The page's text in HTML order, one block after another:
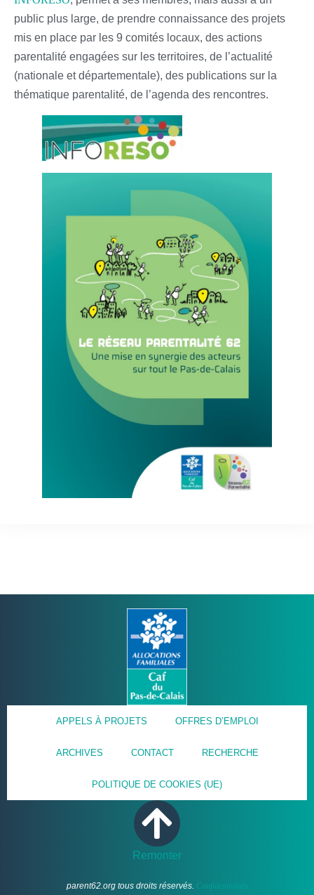
public plus large, de prendre connaissance des projets
mis en place par les 9 comités locaux, des actions
parentalité engagées sur les territoires, de l’actualité
(nationale et départementale), des publications sur la
thématique parentalité, de l’agenda des rencontres.
APPELS À PROJETS OFFRES D’EMPLOI
ARCHIVES CONTACT RECHERCHE
POLITIQUE DE COOKIES (UE)
Remonter
parent62.org tous droits réservés. Confidentialités